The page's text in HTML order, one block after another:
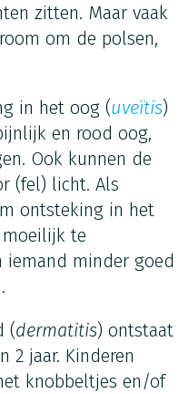
zitten. Maar vaak
om de polsen,
in het oog (uveïtis)
en rood oog,
Ook kunnen de
(fel) licht. Als
ontsteking in het
te
iemand minder goed
(dermatitis) ontstaat
2 jaar. Kinderen
knobbeltjes en/of